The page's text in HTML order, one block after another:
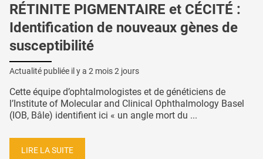
RÉTINITE PIGMENTAIRE et CÉCITÉ :
Identification de nouveaux gènes de
susceptibilité
Actualité publiée il y a 2 mois 2 jours
Cette équipe d’ophtalmologistes et de généticiens de
l’Institute of Molecular and Clinical Ophthalmology Basel
(IOB, Bâle) identifient ici « un angle mort du ...
LIRE LA SUITE